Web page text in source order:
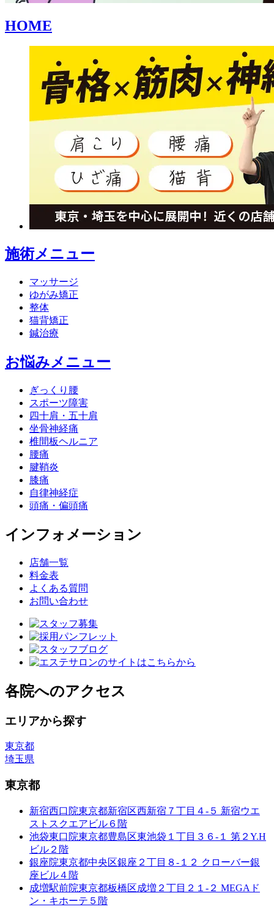
HOME
施術メニュー
マッサージ
ゆがみ矯正
整体
猫背矯正
鍼治療
お悩みメニュー
ぎっくり腰
スポーツ障害
四十肩・五十肩
坐骨神経痛
椎間板ヘルニア
腰痛
腱鞘炎
膝痛
自律神経症
頭痛・偏頭痛
インフォメーション
店舗一覧
料金表
よくある質問
お問い合わせ
各院へのアクセス
エリアから探す
東京都
埼玉県
東京都
新宿西口院東京都新宿区西新宿７丁目４-５ 新宿ウエ
ストスクエアビル６階
池袋東口院東京都豊島区東池袋１丁目３６-１ 第２Y.H
ビル２階
銀座院東京都中央区銀座２丁目８-１２ クローバー銀
座ビル４階
成増駅前院東京都板橋区成増２丁目２１-２ MEGAド
ン・キホーテ５階